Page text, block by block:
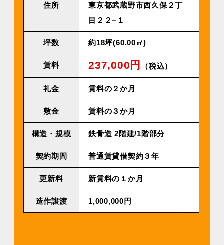
住所
東京都武蔵野市西久保２丁
目２２−１
坪数 約18坪(60.00㎡)
賃料 237,000円 （税込）
礼金 賃料の２か月
敷金 賃料の３か月
構造・規模 鉄⾻造 2階建/1階部分
契約期間 普通賃貸借契約３年
更新料 新賃料の１か月
造作譲渡 1,000,000円